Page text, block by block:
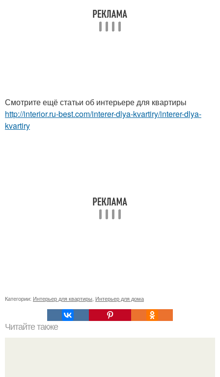
Смотрите ещё статьи об интерьере для квартиры
http://interior.ru-best.com/interer-dlya-kvartiry/interer-dlya-
kvartiry
Категории: Интерьер для квартиры Интерьер для дома
Читайте также